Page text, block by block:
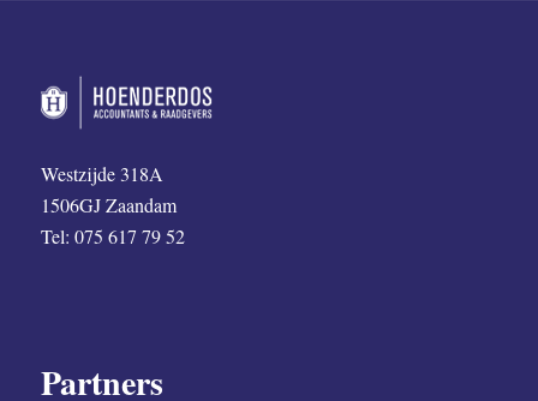
Westzijde 318A
1506GJ Zaandam
Tel: 075 617 79 52
Partners